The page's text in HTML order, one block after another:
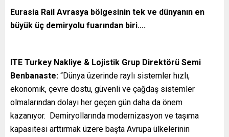
Eurasia Rail Avrasya bölgesinin tek ve dünyanın en
büyük üç demiryolu fuarından biri….
ITE Turkey Nakliye & Lojistik Grup Dire ktörü Semi
Benbanaste: “Dünya üzerinde raylı sistemler hızlı,
ekonomik, çevre dostu, güvenli ve çağdaş sistemler
olmalarından dolayı her geçen gün daha da önem
kazanıyor. Demiryollarında modernizasyon ve taşıma
kapasitesi arttırmak üzere başta Avrupa ülkelerinin